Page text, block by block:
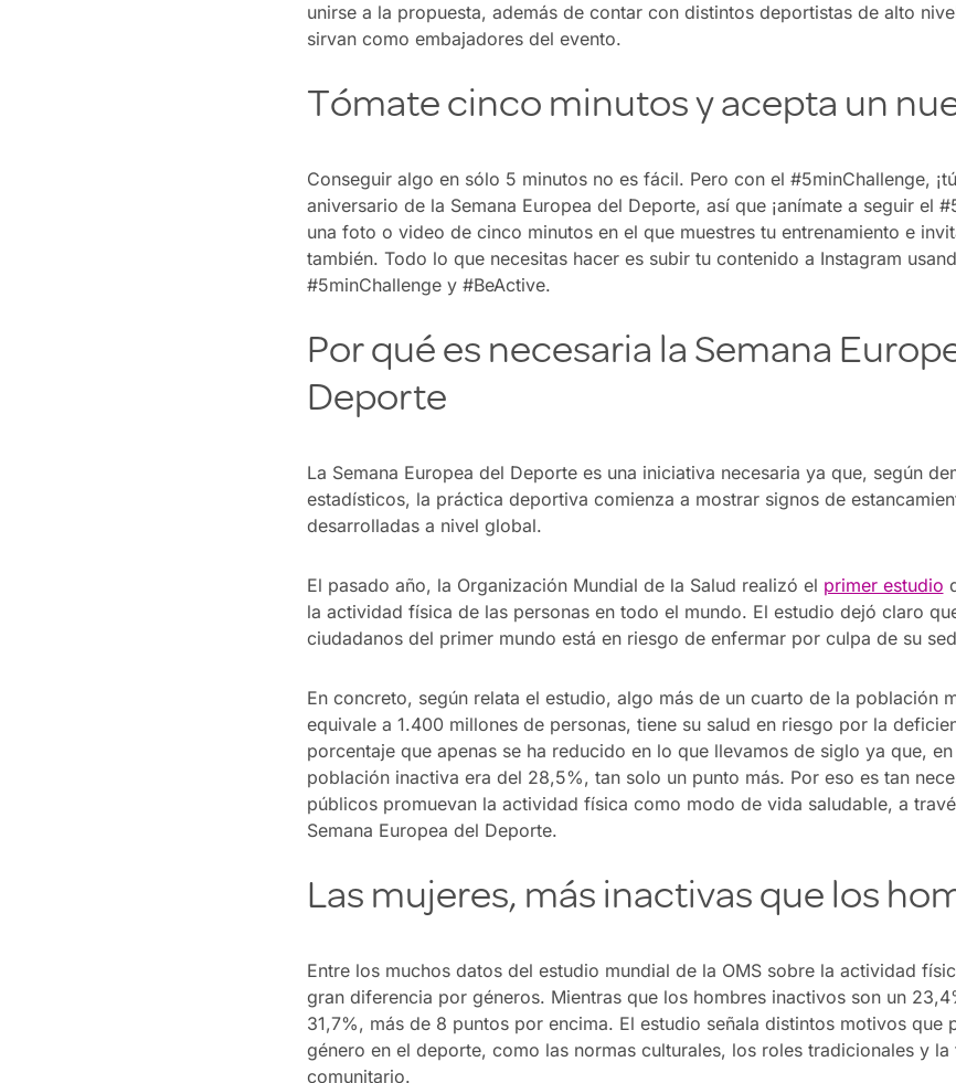
unirse a la propuesta, además de contar con distintos deportistas de alto
sirvan como embajadores del evento.
Tómate cinco minutos y acepta un
Conseguir algo en sólo 5 minutos no es fácil. Pero con el #5minChallenge,
aniversario de la Semana Europea del Deporte, así que ¡anímate a seguir el
una foto o video de cinco minutos en el que muestres tu entrenamiento e
también. Todo lo que necesitas hacer es subir tu contenido a Instagram
#5minChallenge y #BeActive.
Por qué es necesaria la Semana
Deporte
La Semana Europea del Deporte es una iniciativa necesaria ya que, según
estadísticos, la práctica deportiva comienza a mostrar signos de
desarrolladas a nivel global.
El pasado año, la Organización Mundial de la Salud realizó el primer estudio
la actividad física de las personas en todo el mundo. El estudio dejó claro
ciudadanos del primer mundo está en riesgo de enfermar por culpa de su
En concreto, según relata el estudio, algo más de un cuarto de la población
equivale a 1.400 millones de personas, tiene su salud en riesgo por la
porcentaje que apenas se ha reducido en lo que llevamos de siglo ya que,
población inactiva era del 28,5%, tan solo un punto más. Por eso es tan
públicos promuevan la actividad física como modo de vida saludable, a
Semana Europea del Deporte.
Las mujeres, más inactivas que los
Entre los muchos datos del estudio mundial de la OMS sobre la actividad
gran diferencia por géneros. Mientras que los hombres inactivos son un
31,7%, más de 8 puntos por encima. El estudio señala distintos motivos que
género en el deporte, como las normas culturales, los roles tradicionales y
comunitario.